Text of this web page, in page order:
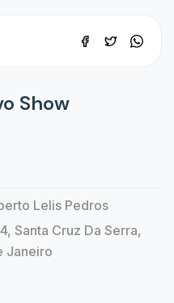
Show
Lelis Pedros
Santa Cruz Da Serra,
Janeiro